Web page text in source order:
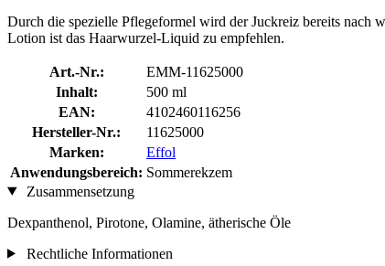
Durch die spezielle Pflegeformel wird der Juckreiz bereits nach
Lotion ist das Haarwurzel-Liquid zu empfehlen.
Art.-Nr.:
EMM-11625000
Inhalt:
500 ml
EAN:
4102460116256
Hersteller-Nr.:
11625000
Marken:
Effol
Anwendungsbereich: Sommerekzem
Zusammensetzung
Dexpanthenol, Pirotone, Olamine, ätherische Öle
Rechtliche Informationen